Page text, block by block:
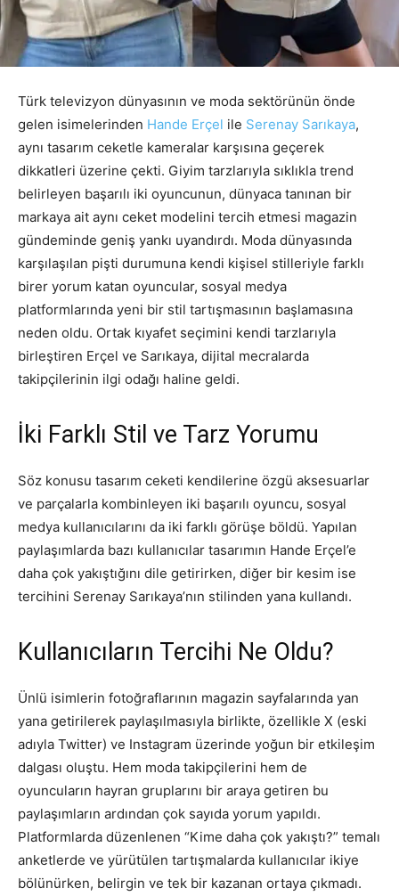
Türk televizyon dünyasının ve moda sektörünün önde
gelen isimelerinden Hande Erçel ile Serenay Sarıkaya,
aynı tasarım ceketle kameralar karşısına geçerek
dikkatleri üzerine çekti. Giyim tarzlarıyla sıklıkla trend
belirleyen başarılı iki oyuncunun, dünyaca tanınan bir
markaya ait aynı ceket modelini tercih etmesi magazin
gündeminde geniş yankı uyandırdı. Moda dünyasında
karşılaşılan pişti durumuna kendi kişisel stilleriyle farklı
birer yorum katan oyuncular, sosyal medya
platformlarında yeni bir stil tartışmasının başlamasına
neden oldu. Ortak kıyafet seçimini kendi tarzlarıyla
birleştiren Erçel ve Sarıkaya, dijital mecralarda
takipçilerinin ilgi odağı haline geldi.
İki Farklı Stil ve Tarz Yorumu
Söz konusu tasarım ceketi kendilerine özgü aksesuarlar
ve parçalarla kombinleyen iki başarılı oyuncu, sosyal
medya kullanıcılarını da iki farklı görüşe böldü. Yapılan
paylaşımlarda bazı kullanıcılar tasarımın Hande Erçel’e
daha çok yakıştığını dile getirirken, diğer bir kesim ise
tercihini Serenay Sarıkaya’nın stilinden yana kullandı.
Kullanıcıların Tercihi Ne Oldu?
Ünlü isimlerin fotoğraflarının magazin sayfalarında yan
yana getirilerek paylaşılmasıyla birlikte, özellikle X (eski
adıyla Twitter) ve Instagram üzerinde yoğun bir etkileşim
dalgası oluştu. Hem moda takipçilerini hem de
oyuncuların hayran gruplarını bir araya getiren bu
paylaşımların ardından çok sayıda yorum yapıldı.
Platformlarda düzenlenen “Kime daha çok yakıştı?” temalı
anketlerde ve yürütülen tartışmalarda kullanıcılar ikiye
bölünürken, belirgin ve tek bir kazanan ortaya çıkmadı.